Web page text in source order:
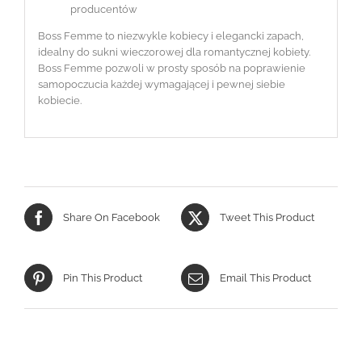
producentów
Boss Femme to niezwykle kobiecy i elegancki zapach,
idealny do sukni wieczorowej dla romantycznej kobiety.
Boss Femme pozwoli w prosty sposób na poprawienie
samopoczucia każdej wymagającej i pewnej siebie
kobiecie.
Share On Facebook Tweet This Product
Pin This Product Email This Product